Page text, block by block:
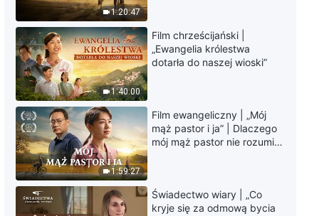
2:41:33
urok” Powitaj powrót Pana
Jezusa (Dubbing PL)
2:05:28
Film ewangelia | „Posłaniec
ewangelii” (Dubbing PL)
1:38:19
Film chrześcijański | „Zabójcza
Niewiedza” Niemal stracić
szansę na powitanie powrotu
Pana Jezusa
1:20:47
1:40:00
Film chrześcijański |
„Ewangelia królestwa
dotarła do naszej wioski”
1:59:27
Film ewangeliczny | „Mój
mąż pastor i ja” | Dlaczego
mój mąż pastor nie rozumie
Świadectwo wiary | „Co
kryje się za odmową bycia